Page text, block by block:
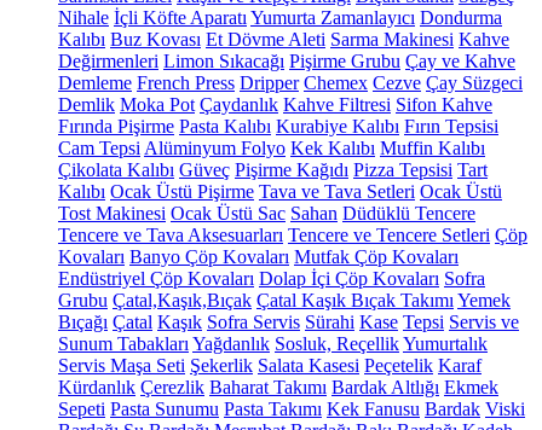
Nihale İçli Köfte Aparatı Yumurta Zamanlayıcı Dondurma
Kalıbı Buz Kovası Et Dövme Aleti Sarma Makinesi Kahve
Değirmenleri Limon Sıkacağı Pişirme Grubu Çay ve Kahve
Demleme French Press Dripper Chemex Cezve Çay Süzgeci
Demlik Moka Pot Çaydanlık Kahve Filtresi Sifon Kahve
Fırında Pişirme Pasta Kalıbı Kurabiye Kalıbı Fırın Tepsisi
Cam Tepsi Alüminyum Folyo Kek Kalıbı Muffin Kalıbı
Çikolata Kalıbı Güveç Pişirme Kağıdı Pizza Tepsisi Tart
Kalıbı Ocak Üstü Pişirme Tava ve Tava Setleri Ocak Üstü
Tost Makinesi Ocak Üstü Sac Sahan Düdüklü Tencere
Tencere ve Tava Aksesuarları Tencere ve Tencere Setleri Çöp
Kovaları Banyo Çöp Kovaları Mutfak Çöp Kovaları
Endüstriyel Çöp Kovaları Dolap İçi Çöp Kovaları Sofra
Grubu Çatal,Kaşık,Bıçak Çatal Kaşık Bıçak Takımı Yemek
Bıçağı Çatal Kaşık Sofra Servis Sürahi Kase Tepsi Servis ve
Sunum Tabakları Yağdanlık Sosluk, ReçellikYumurtalık
Servis Maşa Seti Şekerlik Salata Kasesi Peçetelik Karaf
Kürdanlık Çerezlik Baharat Takımı Bardak Altlığı Ekmek
Sepeti Pasta Sunumu Pasta Takımı Kek Fanusu Bardak Viski